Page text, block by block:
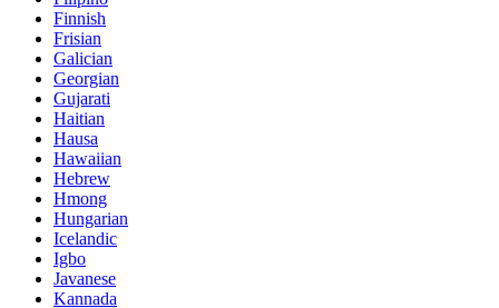
Finnish
Frisian
Galician
Georgian
Gujarati
Haitian
Hausa
Hawaiian
Hebrew
Hmong
Hungarian
Icelandic
Igbo
Javanese
Kannada